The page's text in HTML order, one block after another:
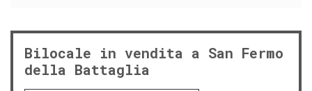
Bilocale in vendita a San Fermo
della Battaglia